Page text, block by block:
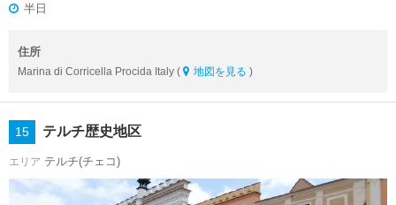
半日
住所
Marina di Corricella Procida Italy ( 地図を見る )
15 テルチ歴史地区
エリア テルチ(チェコ)